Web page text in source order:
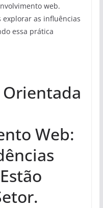
web.
explorar as influências
essa prática
Web: